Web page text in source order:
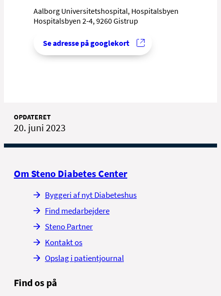
Aalborg Universitetshospital, Hospitalsbyen
Hospitalsbyen 2-4, 9260 Gistrup
Se adresse på googlekort
OPDATERET
20. juni 2023
Om Steno Diabetes Center
Byggeri af nyt Diabeteshus
Find medarbejdere
Steno Partner
Kontakt os
Opslag i patientjournal
Find os på